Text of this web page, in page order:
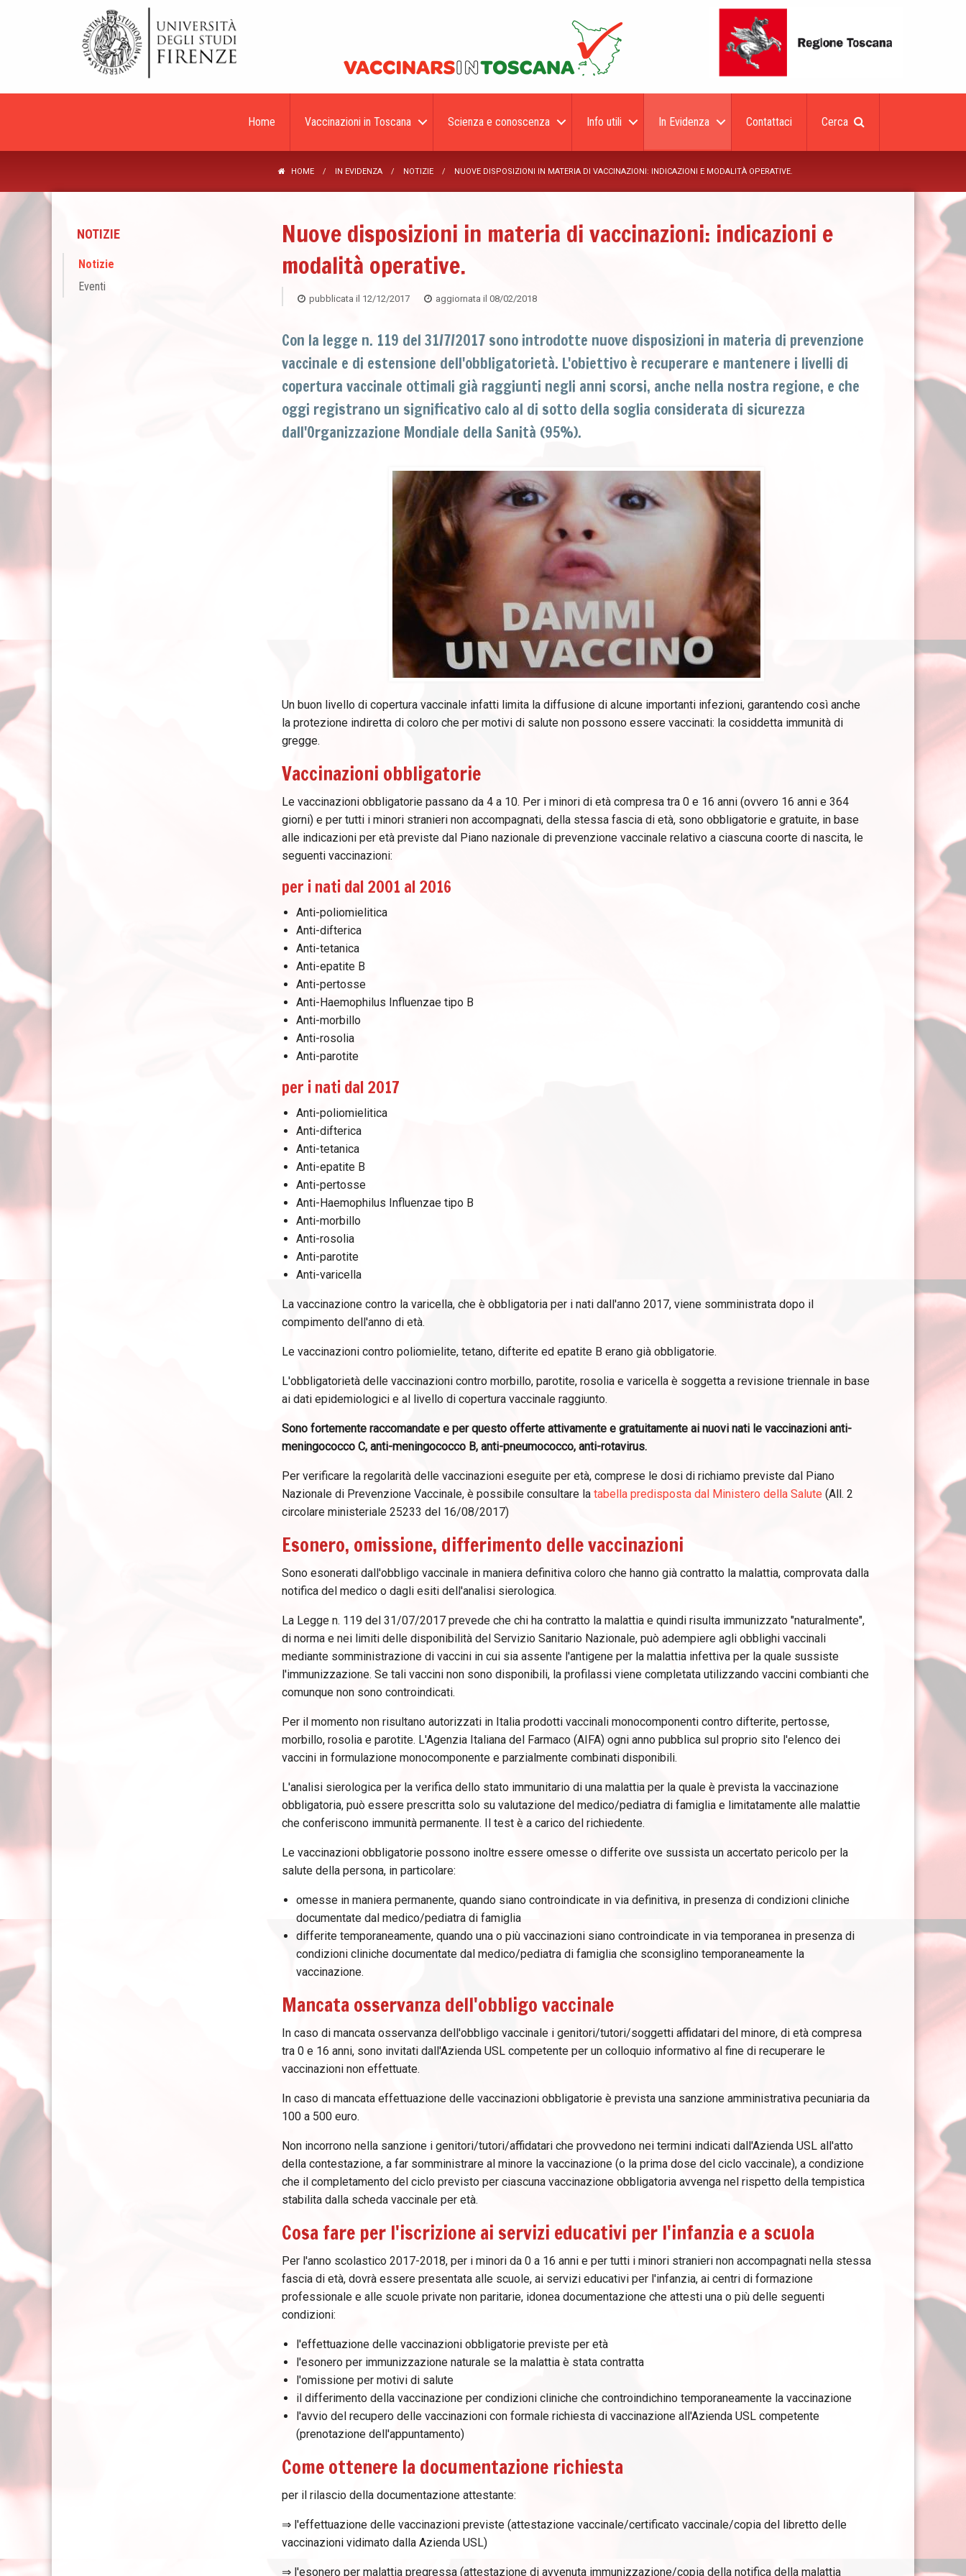
Home Vaccinazioni in Toscana Scienza e conoscenza Info utili In Evidenza Contattaci Cerca
HOME IN EVIDENZA NOTIZIE ​NUOVE DISPOSIZIONI IN MATERIA DI VACCINAZIONI: INDICAZIONI E MODALITÀ OPERATIVE.
NOTIZIE
Notizie
Eventi
​Nuove disposizioni in materia di vaccinazioni: indicazioni e
modalità operative.
pubblicata il 12/12/2017 aggiornata il 08/02/2018
Con la legge n. 119 del 31/7/2017 sono introdotte nuove disposizioni in materia di prevenzione
vaccinale e di estensione dell'obbligatorietà. L'obiettivo è recuperare e mantenere i livelli di
copertura vaccinale ottimali già raggiunti negli anni scorsi, anche nella nostra regione, e che
oggi registrano un significativo calo al di sotto della soglia considerata di sicurezza
dall'Organizzazione Mondiale della Sanità (95%).
Un buon livello di copertura vaccinale infatti limita la diffusione di alcune importanti infezioni, garantendo così anche
la protezione indiretta di coloro che per motivi di salute non possono essere vaccinati: la cosiddetta immunità di
gregge.
Vaccinazioni obbligatorie
Le vaccinazioni obbligatorie passano da 4 a 10. Per i minori di età compresa tra 0 e 16 anni (ovvero 16 anni e 364
giorni) e per tutti i minori stranieri non accompagnati, della stessa fascia di età, sono obbligatorie e gratuite, in base
alle indicazioni per età previste dal Piano nazionale di prevenzione vaccinale relativo a ciascuna coorte di nascita, le
seguenti vaccinazioni:
per i nati dal 2001 al 2016
Anti-poliomielitica
Anti-difterica
Anti-tetanica
Anti-epatite B
Anti-pertosse
Anti-Haemophilus Influenzae tipo B
Anti-morbillo
Anti-rosolia
Anti-parotite
per i nati dal 2017
Anti-poliomielitica
Anti-difterica
Anti-tetanica
Anti-epatite B
Anti-pertosse
Anti-Haemophilus Influenzae tipo B
Anti-morbillo
Anti-rosolia
Anti-parotite
Anti-varicella
La vaccinazione contro la varicella, che è obbligatoria per i nati dall'anno 2017, viene somministrata dopo il
compimento dell'anno di età.
Le vaccinazioni contro poliomielite, tetano, difterite ed epatite B erano già obbligatorie.
L'obbligatorietà delle vaccinazioni contro morbillo, parotite, rosolia e varicella è soggetta a revisione triennale in base
ai dati epidemiologici e al livello di copertura vaccinale raggiunto.
Sono fortemente raccomandate e per questo offerte attivamente e gratuitamente ai nuovi nati le vaccinazioni anti-
meningococco C, anti-meningococco B, anti-pneumococco, anti-rotavirus.
Per verificare la regolarità delle vaccinazioni eseguite per età, comprese le dosi di richiamo previste dal Piano
Nazionale di Prevenzione Vaccinale, è possibile consultare la tabella predisposta dal Ministero della Salute (All. 2
circolare ministeriale 25233 del 16/08/2017)
Esonero, omissione, differimento delle vaccinazioni
Sono esonerati dall'obbligo vaccinale in maniera definitiva coloro che hanno già contratto la malattia, comprovata dalla
notifica del medico o dagli esiti dell'analisi sierologica.
La Legge n. 119 del 31/07/2017 prevede che chi ha contratto la malattia e quindi risulta immunizzato "naturalmente",
di norma e nei limiti delle disponibilità del Servizio Sanitario Nazionale, può adempiere agli obblighi vaccinali
mediante somministrazione di vaccini in cui sia assente l'antigene per la malattia infettiva per la quale sussiste
l'immunizzazione. Se tali vaccini non sono disponibili, la profilassi viene completata utilizzando vaccini combianti che
comunque non sono controindicati.
Per il momento non risultano autorizzati in Italia prodotti vaccinali monocomponenti contro difterite, pertosse,
morbillo, rosolia e parotite. L'Agenzia Italiana del Farmaco (AIFA) ogni anno pubblica sul proprio sito l'elenco dei
vaccini in formulazione monocomponente e parzialmente combinati disponibili.
L'analisi sierologica per la verifica dello stato immunitario di una malattia per la quale è prevista la vaccinazione
obbligatoria, può essere prescritta solo su valutazione del medico/pediatra di famiglia e limitatamente alle malattie
che conferiscono immunità permanente. Il test è a carico del richiedente.
Le vaccinazioni obbligatorie possono inoltre essere omesse o differite ove sussista un accertato pericolo per la
salute della persona, in particolare:
omesse in maniera permanente, quando siano controindicate in via definitiva, in presenza di condizioni cliniche
documentate dal medico/pediatra di famiglia
differite temporaneamente, quando una o più vaccinazioni siano controindicate in via temporanea in presenza di
condizioni cliniche documentate dal medico/pediatra di famiglia che sconsiglino temporaneamente la
vaccinazione.
Mancata osservanza dell'obbligo vaccinale
In caso di mancata osservanza dell'obbligo vaccinale i genitori/tutori/soggetti affidatari del minore, di età compresa
tra 0 e 16 anni, sono invitati dall'Azienda USL competente per un colloquio informativo al fine di recuperare le
vaccinazioni non effettuate.
In caso di mancata effettuazione delle vaccinazioni obbligatorie è prevista una sanzione amministrativa pecuniaria da
100 a 500 euro.
Non incorrono nella sanzione i genitori/tutori/affidatari che provvedono nei termini indicati dall'Azienda USL all'atto
della contestazione, a far somministrare al minore la vaccinazione (o la prima dose del ciclo vaccinale), a condizione
che il completamento del ciclo previsto per ciascuna vaccinazione obbligatoria avvenga nel rispetto della tempistica
stabilita dalla scheda vaccinale per età.
Cosa fare per l'iscrizione ai servizi educativi per l'infanzia e a scuola
Per l'anno scolastico 2017-2018, per i minori da 0 a 16 anni e per tutti i minori stranieri non accompagnati nella stessa
fascia di età, dovrà essere presentata alle scuole, ai servizi educativi per l'infanzia, ai centri di formazione
professionale e alle scuole private non paritarie, idonea documentazione che attesti una o più delle seguenti
condizioni:
l'effettuazione delle vaccinazioni obbligatorie previste per età
l'esonero per immunizzazione naturale se la malattia è stata contratta
l'omissione per motivi di salute
il differimento della vaccinazione per condizioni cliniche che controindichino temporaneamente la vaccinazione
l'avvio del recupero delle vaccinazioni con formale richiesta di vaccinazione all'Azienda USL competente
(prenotazione dell'appuntamento)
Come ottenere la documentazione richiesta
per il rilascio della documentazione attestante:
⇒ l'effettuazione delle vaccinazioni previste (attestazione vaccinale/certificato vaccinale/copia del libretto delle
vaccinazioni vidimato dalla Azienda USL)
⇒ l'esonero per malattia pregressa (attestazione di avvenuta immunizzazione/copia della notifica della malattia